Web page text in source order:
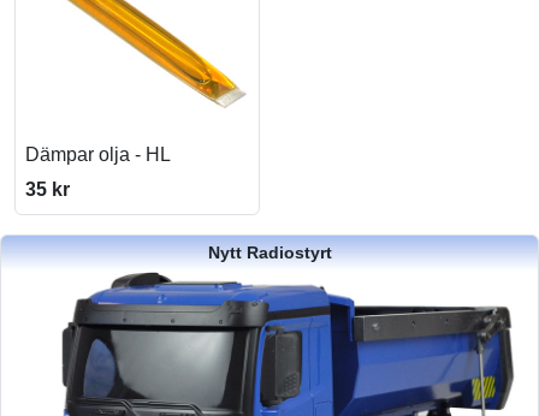
Dämpar olja - HL
35 kr
Nytt Radiostyrt